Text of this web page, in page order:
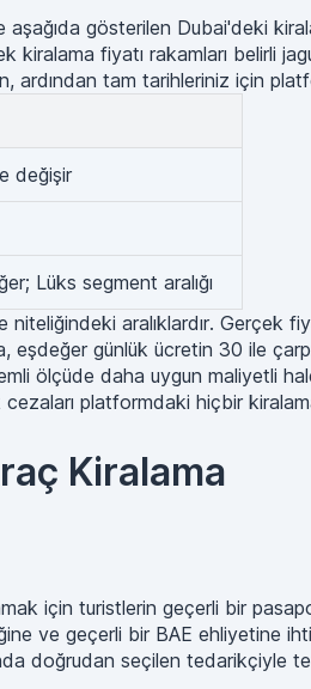
gösterilen Dubai'deki
kiralama fiyatı rakamları belirli
tam tarihleriniz için
değişir
Lüks segment aralığı
aralıklardır. Gerçek
eşdeğer günlük ücretin 30 ile
ölçüde daha uygun maliyetli
platformdaki hiçbir
Kiralama
için turistlerin geçerli bir
ve geçerli bir BAE ehliyetine
doğrudan seçilen tedarikçiyle